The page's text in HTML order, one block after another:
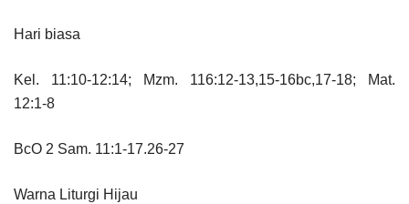
Hari biasa
Kel. 11:10-12:14; Mzm. 116:12-13,15-16bc,17-18; Mat.
12:1-8
BcO 2 Sam. 11:1-17.26-27
Warna Liturgi Hijau